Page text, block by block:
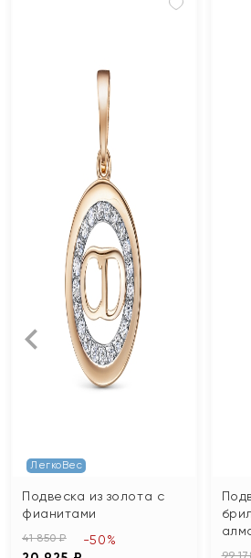
ЛегкоВес
Подвеска из золота с
фианитами
41 850 ₽ -50%
99